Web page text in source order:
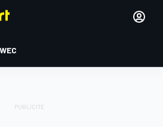
WEC